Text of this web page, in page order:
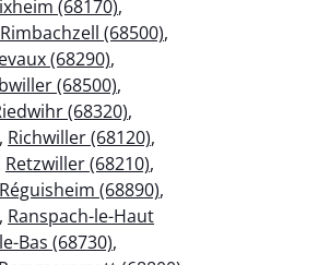
(68170),
Rimbachzell (68500),
(68290),
(68500),
(68320),
, Richwiller (68120),
Retzwiller (68210),
Réguisheim (68890),
, Ranspach-le-Haut
Bas (68730),